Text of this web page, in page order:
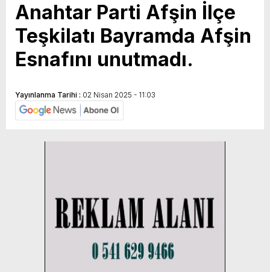
Anahtar Parti Afşin İlçe
Teşkilatı Bayramda Afşin
Esnafını unutmadı.
Yayınlanma Tarihi : 02 Nisan 2025 - 11:03